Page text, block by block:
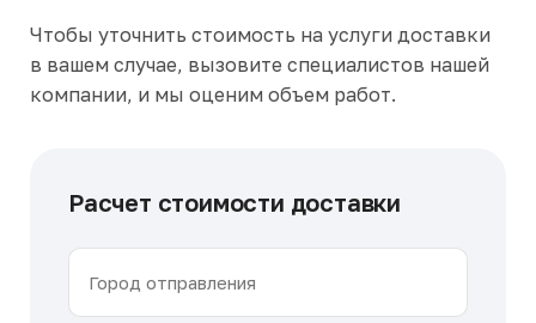
Чтобы уточнить стоимость на услуги доставки
в вашем случае, вызовите специалистов нашей
компании, и мы оценим объем работ.
Расчет стоимости доставки